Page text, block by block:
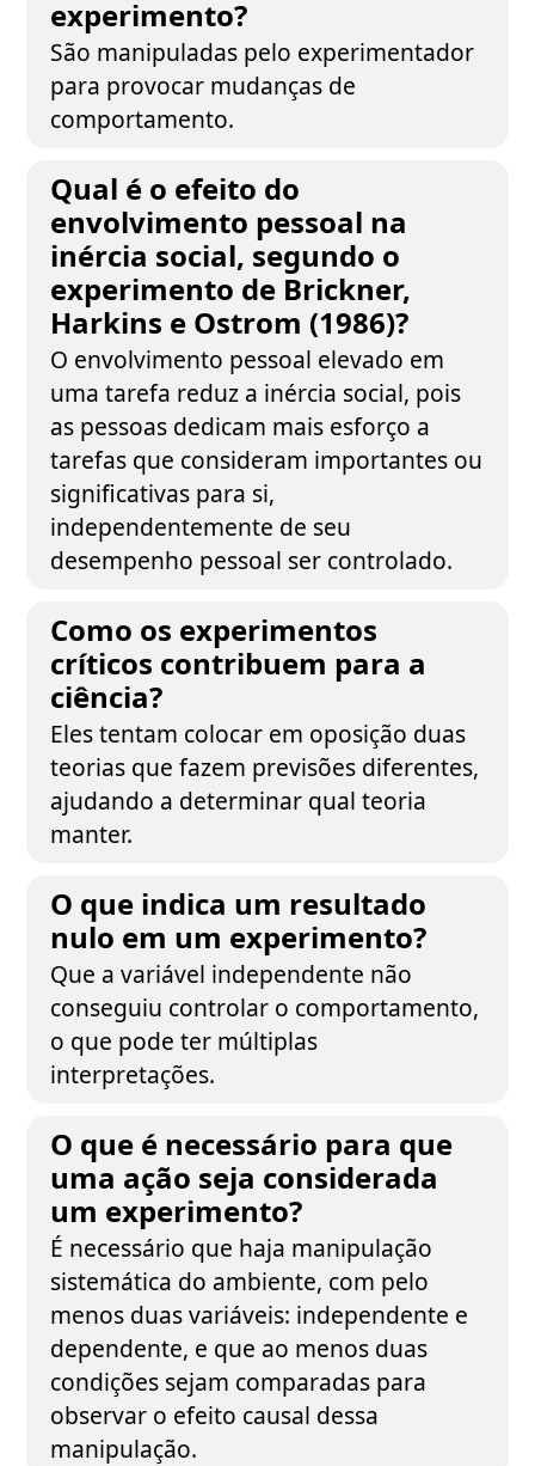
experimento?
São manipuladas pelo experimentador
para provocar mudanças de
comportamento.
Qual é o efeito do
envolvimento pessoal na
inércia social, segundo o
experimento de Brickner,
Harkins e Ostrom (1986)?
O envolvimento pessoal elevado em
uma tarefa reduz a inércia social, pois
as pessoas dedicam mais esforço a
tarefas que consideram importantes ou
significativas para si,
independentemente de seu
desempenho pessoal ser controlado.
Como os experimentos
críticos contribuem para a
ciência?
Eles tentam colocar em oposição duas
teorias que fazem previsões diferentes,
ajudando a determinar qual teoria
manter.
O que indica um resultado
nulo em um experimento?
Que a variável independente não
conseguiu controlar o comportamento,
o que pode ter múltiplas
interpretações.
O que é necessário para que
uma ação seja considerada
um experimento?
É necessário que haja manipulação
sistemática do ambiente, com pelo
menos duas variáveis: independente e
dependente, e que ao menos duas
condições sejam comparadas para
observar o efeito causal dessa
manipulação.